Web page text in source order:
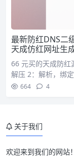
最新防红DNS二
天成仿红网址生
66 元买的天成防红
解压 2：解析，绑
664 4
关于我们
欢迎来到我们的网站